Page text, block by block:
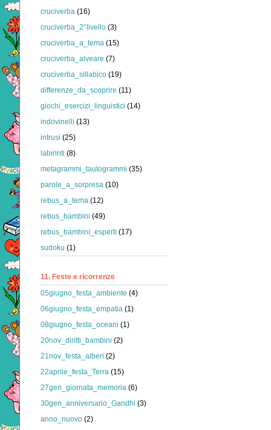
cruciverba (16)
cruciverba_2°livello (3)
cruciverba_a_tema (15)
cruciverba_alveare (7)
cruciverba_sillabico (19)
differenze_da_scoprire (11)
giochi_esercizi_linguistici (14)
indovinelli (13)
intrusi (25)
labirinti (8)
metagrammi_tautogrammi (35)
parole_a_sorpresa (10)
rebus_a_tema (12)
rebus_bambini (49)
rebus_bambini_esperti (17)
sudoku (1)
11. Feste e ricorrenze
05giugno_festa_ambiente (4)
06giugno_festa_empatia (1)
08giugno_festa_oceani (1)
20nov_diritti_bambini (2)
21nov_festa_alberi (2)
22aprile_festa_Terra (15)
27gen_giornata_memoria (6)
30gen_anniversario_Gandhi (3)
anno_nuovo (2)